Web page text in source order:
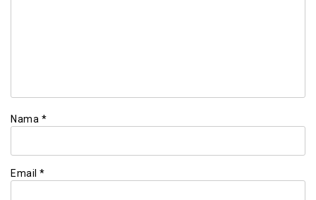
Nama *
Email *